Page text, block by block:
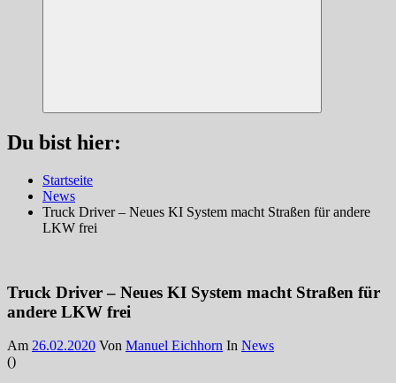
Suchen
Du bist hier:
Startseite
News
Truck Driver – Neues KI System macht Straßen für andere
LKW frei
Truck Driver – Neues KI System macht Straßen für
andere LKW frei
Am 26.02.2020 Von Manuel Eichhorn In News
()